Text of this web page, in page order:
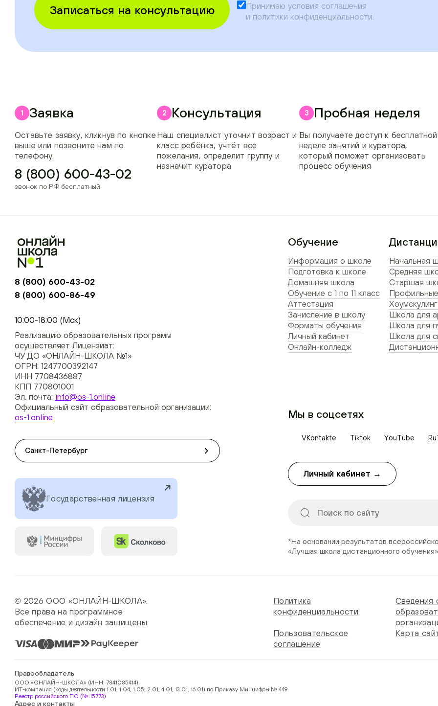
Записаться на консультацию Принимаю условия соглашения
и политики конфиденциальности
1 Заявка
Оставьте заявку, кликнув по кнопке
выше или позвоните нам по
телефону:
8 (800) 600-43-02
звонок по РФ бесплатный
2 Консультация
Наш специалист уточнит возраст и
класс ребёнка, учтёт все
пожелания, определит группу и
назначит куратора
3 Пробная неделя
Вы получаете доступ к бесплатной
неделе занятий и куратора,
который поможет организовать
процесс обучения
8 (800) 600-43-02
8 (800) 600-86-49
10:00-18:00 (Мск)
Реализацию образовательных программ
осуществляет Лицензиат:
ЧУ ДО «ОНЛАЙН-ШКОЛА №1»
ОГРН: 1247700392147
ИНН 7708436887
КПП 770801001
Эл. почта: info@os-1.online
Официальный сайт образовательной организации:
os-1.online
Санкт-Петербург
Государственная лицензия
Обучение
Информация о школе
Подготовка к школе
Домашняя школа
Обучение с 1 по 11 класс
Аттестация
Зачисление в школу
Форматы обучения
Личный кабинет
Онлайн-колледж
Начальная
Средняя
Старшая
Хоумскулинг
Школа для
Школа для
Школа для
Мы в соцсетях
VKontakte Tiktok YouTube
Личный кабинет →
*На основании результатов
«Лучшая школа дистанционного обучения»
© 2026 ООО «ОНЛАЙН-ШКОЛА».
Все права на программное
обеспечение и дизайн защищены.
Политика
конфиденциальности
Сведения
Пользовательское
соглашение
Карта
Правообладатель
ООО «ОНЛАЙН-ШКОЛА» (ИНН: 7841085414)
ИТ-компания (коды деятельности 1.01, 1.04, 1.05, 2.01, 4.01, 13.01, 16.01) по Приказу Минцифры № 449
Реестр российского ПО (№ 15773)
Адрес и контакты